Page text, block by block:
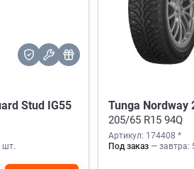
Stud IG55
шт.
Tunga Nordway
205/65 R15 94Q
Артикул: 174408 *
Под заказ — завтра: